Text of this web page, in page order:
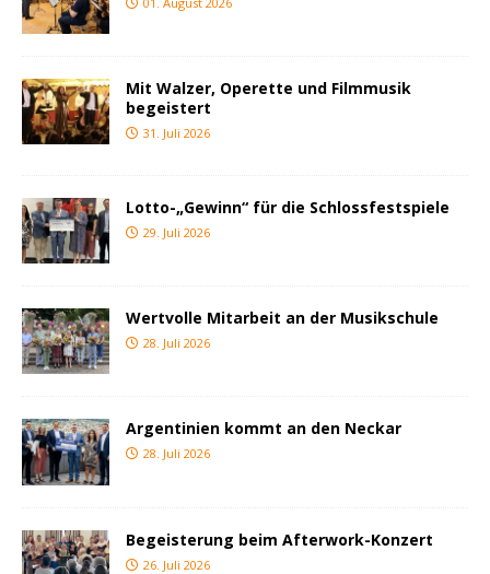
Mit Walzer, Operette und Filmmusik
begeistert
31. Juli 2026
Lotto-„Gewinn“ für die Schlossfestspiele
29. Juli 2026
Wertvolle Mitarbeit an der Musikschule
28. Juli 2026
Argentinien kommt an den Neckar
28. Juli 2026
Begeisterung beim Afterwork-Konzert
26. Juli 2026